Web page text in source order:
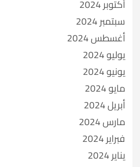
أكتوبر 2024
سبتمبر 2024
أغسطس 2024
يوليو 2024
يونيو 2024
مايو 2024
أبريل 2024
مارس 2024
فبراير 2024
يناير 2024